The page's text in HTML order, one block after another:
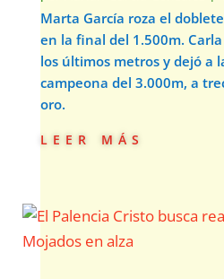
Marta García roza el
en la final del 1.500m.
los últimos metros y dejó a
campeona del 3.000m, a
oro.
leer más